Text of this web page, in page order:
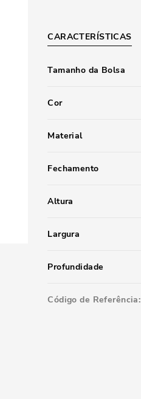
CARACTERÍSTICAS
Tamanho da Bolsa
Cor
Material
Fechamento
Altura
Largura
Profundidade
Código de Referência